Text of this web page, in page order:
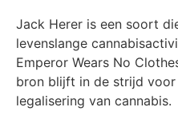
Jack Herer is een soort
levenslange
Emperor Wears No
bron blijft in de strijd voor
legalisering van cannabis.